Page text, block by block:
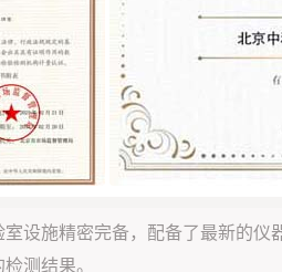
设施精密完备，配备了最新的仪
测结果。